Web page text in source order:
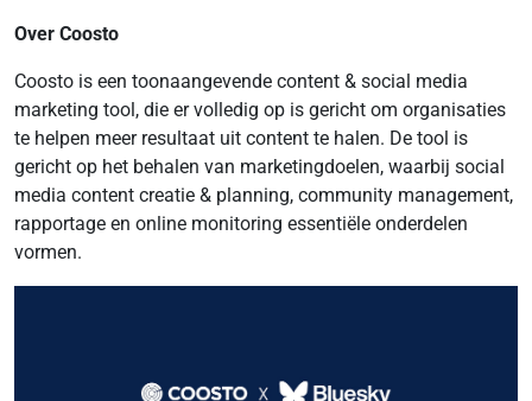
Over Coosto
Coosto is een toonaangevende content & social media
marketing tool, die er volledig op is gericht om organisaties
te helpen meer resultaat uit content te halen. De tool is
gericht op het behalen van marketingdoelen, waarbij social
media content creatie & planning, community management,
rapportage en online monitoring essentiële onderdelen
vormen.